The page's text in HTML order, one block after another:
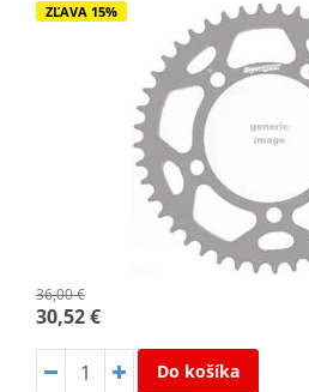
ZĽAVA 15%
36,00 €
30,52 €
Do košíka